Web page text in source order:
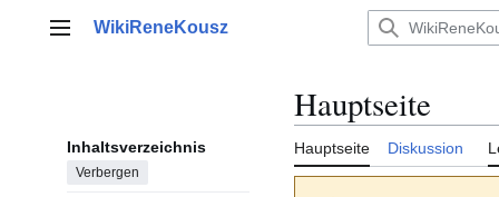
Hauptmenü
WikiReneKousz
Inhaltsverzeichnis
Verbergen
Hauptseite
Hauptseite Diskussion